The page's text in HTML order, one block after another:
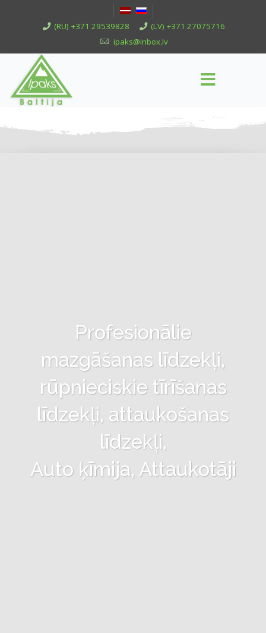
(RU) +371 29539828
(LV) +371 27075716
ipaks@inbox.lv
Profesionālie
mazgāšanas līdzekļi,
rūpnieciskie tīrīšanas
līdzekļi, attaukošanas
līdzekļi,
Auto ķīmija, Attaukotāji